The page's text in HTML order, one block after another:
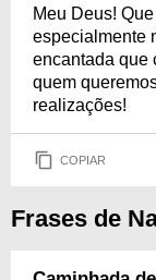
Meu Deus!
especialmente
encantada que
quem
realizações!
COPIAR
Frases de